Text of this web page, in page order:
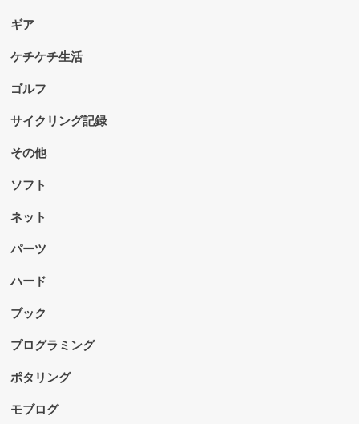
ギア
ケチケチ生活
ゴルフ
サイクリング記録
その他
ソフト
ネット
パーツ
ハード
ブック
プログラミング
ポタリング
モブログ